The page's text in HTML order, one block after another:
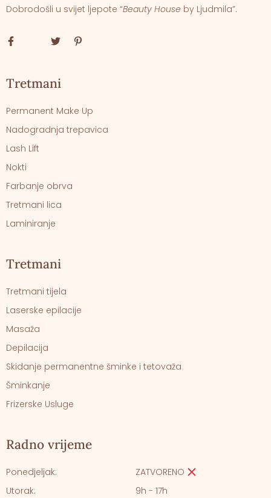
Dobrodošli u svijet ljepote “Beauty House by Ljudmila”.
Tretmani
Permanent Make Up
Nadogradnja trepavica
Lash Lift
Nokti
Farbanje obrva
Tretmani lica
Laminiranje
Tretmani
Tretmani tijela
Laserske epilacije
Masaža
Depilacija
Skidanje permanentne šminke i tetovaža
Šminkanje
Frizerske Usluge
Radno vrijeme
Ponedjeljak:
Utorak:
ZATVORENO
9h - 17h